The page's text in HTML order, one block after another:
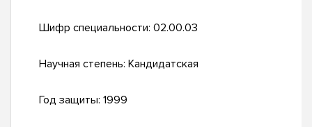
Шифр специальности: 02.00.03
Научная степень: Кандидатская
Год защиты: 1999